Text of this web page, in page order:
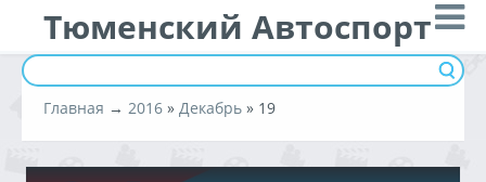
Тюменский Автоспорт
Главная → 2016 » Декабрь » 19